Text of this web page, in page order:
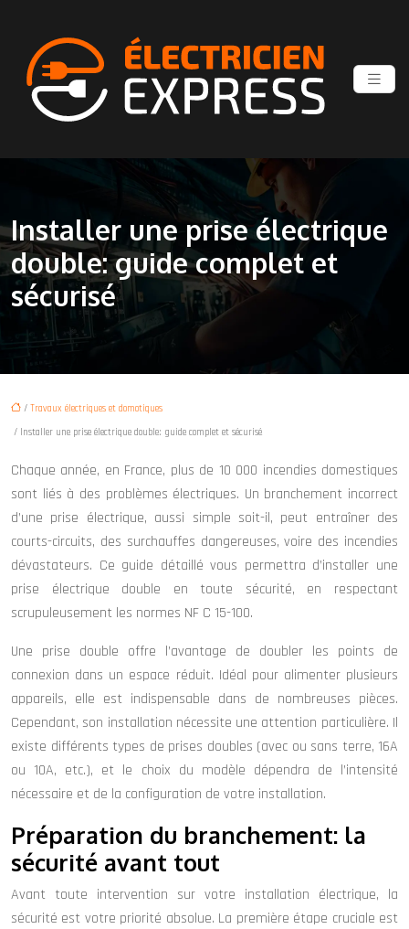
Installer une prise électrique
double: guide complet et
sécurisé
/ Travaux électriques et domotiques
/ Installer une prise électrique double: guide complet et sécurisé
Chaque année, en France, plus de 10 000 incendies domestiques
sont liés à des problèmes électriques. Un branchement incorrect
d’une prise électrique, aussi simple soit-il, peut entraîner des
courts-circuits, des surchauffes dangereuses, voire des incendies
dévastateurs. Ce guide détaillé vous permettra d’installer une
prise électrique double en toute sécurité, en respectant
scrupuleusement les normes NF C 15-100.
Une prise double offre l’avantage de doubler les points de
connexion dans un espace réduit. Idéal pour alimenter plusieurs
appareils, elle est indispensable dans de nombreuses pièces.
Cependant, son installation nécessite une attention particulière. Il
existe différents types de prises doubles (avec ou sans terre, 16A
ou 10A, etc.), et le choix du modèle dépendra de l’intensité
nécessaire et de la configuration de votre installation.
Préparation du branchement: la
sécurité avant tout
Avant toute intervention sur votre installation électrique, la
sécurité est votre priorité absolue. La première étape cruciale est